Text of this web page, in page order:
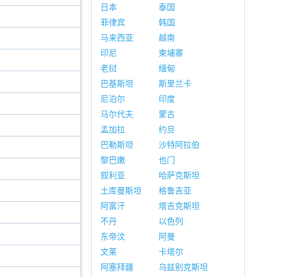
日本
泰国
菲律宾
韩国
马来西亚
越南
印尼
柬埔寨
老挝
缅甸
巴基斯坦
斯里兰卡
尼泊尔
印度
马尔代夫
蒙古
孟加拉
约旦
巴勒斯坦
沙特阿拉伯
黎巴嫩
也门
叙利亚
哈萨克斯坦
土库曼斯坦
格鲁吉亚
阿富汗
塔吉克斯坦
不丹
以色列
东帝汶
阿曼
文莱
卡塔尔
阿塞拜疆
乌兹别克斯坦